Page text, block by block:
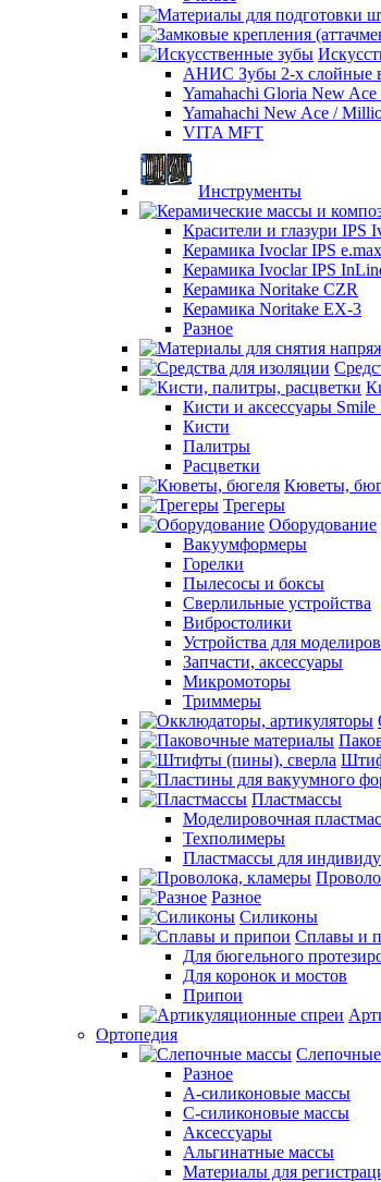
АНИС Зубы 2-х слойные
Yamahachi Gloria New
Yamahachi New Ace /
VITA MFT
Инструменты
Красители и глазури IPS
Керамика Ivoclar IPS e.max
Керамика Ivoclar IPS
Керамика Noritake CZR
Керамика Noritake EX-3
Разное
Кисти и аксессуары Smile
Кисти
Палитры
Расцветки
Кюветы,
Трегеры
Оборудование
Вакуумформеры
Горелки
Пылесосы и боксы
Сверлильные устройства
Вибростолики
Устройства для
Запчасти, аксессуары
Микромоторы
Триммеры
Пластмассы
Моделировочная
Техполимеры
Пластмассы для
Разное
Силиконы
Сплавы и
Для бюгельного
Для коронок и мостов
Припои
Ортопедия
Разное
А-силиконовые массы
С-силиконовые массы
Аксессуары
Альгинатные массы
Материалы для